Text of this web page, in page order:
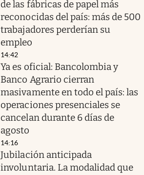
de las fábricas de papel más
reconocidas del país: más de 500
trabajadores perderían su
empleo
14:42
Ya es oficial: Bancolombia y
Banco Agrario cierran
masivamente en todo el país: las
operaciones presenciales se
cancelan durante 6 días de
agosto
14:16
Jubilación anticipada
involuntaria. La modalidad que